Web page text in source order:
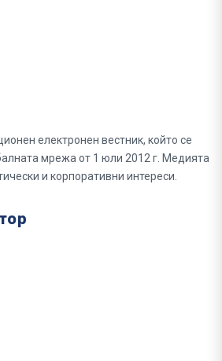
електронен вестник, който се
мрежа от 1 юли 2012 г. Медията
и корпоративни интереси.